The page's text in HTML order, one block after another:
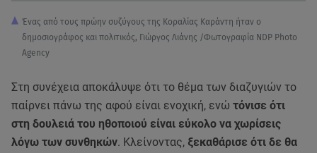
Ένας από τους πρώην συζύγους της Κοραλίας Καράντη ήταν ο
δημοσιογράφος και πολιτικός, Γιώργος Λιάνης /Φωτογραφία NDP Photo
Agency
Στη συνέχεια αποκάλυψε ότι το θέμα των διαζυγιών το
παίρνει πάνω της αφού είναι ενοχική, ενώ τόνισε ότι
στη δουλειά του ηθοποιού είναι εύκολο να χωρίσεις
λόγω των συνθηκών. Κλείνοντας, ξεκαθάρισε ότι δε θα